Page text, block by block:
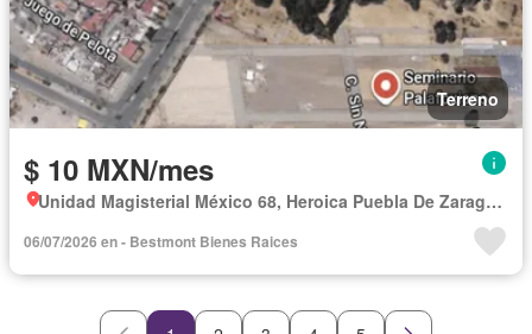
Terreno
$ 10 MXN/mes
Unidad Magisterial México 68, Heroica Puebla De Zaragoza
06/07/2026 en - Bestmont Bienes Raices